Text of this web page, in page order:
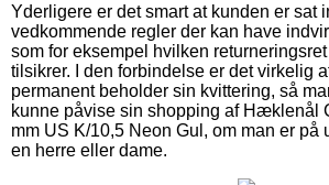
Yderligere er det smart at kunden er sat
vedkommende regler der kan have
som for eksempel hvilken
tilsikrer. I den forbindelse er det virkelig
permanent beholder sin kvittering, så
kunne påvise sin shopping af Hæklenål
mm US K/10,5 Neon Gul, om man er på
en herre eller dame.